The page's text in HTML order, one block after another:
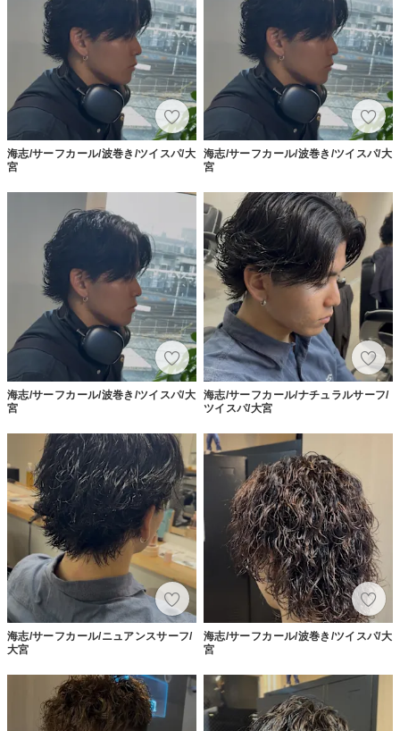
海志/サーフカール/波巻き/ツイスパ/大
宮
海志/サーフカール/波巻き/ツイスパ/大
宮
海志/サーフカール/波巻き/ツイスパ/大
宮
海志/サーフカール/ナチュラルサーフ/
ツイスパ/大宮
海志/サーフカール/ニュアンスサーフ/
大宮
海志/サーフカール/波巻き/ツイスパ/大
宮